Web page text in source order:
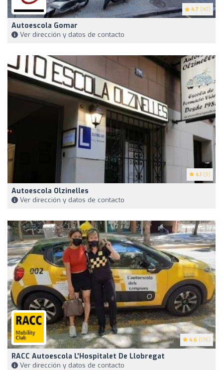
4.7 (40)
Autoescola Gomar
Ver dirección y datos de contacto
4.1 (9)
Autoescola Olzinelles
Ver dirección y datos de contacto
4.6 (176)
RACC Autoescola L'Hospitalet De Llobregat
Ver dirección y datos de contacto